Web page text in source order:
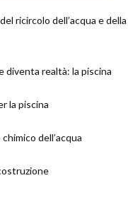
ricircolo dell’acqua e della
diventa realtà: la piscina
la piscina
dell’acqua